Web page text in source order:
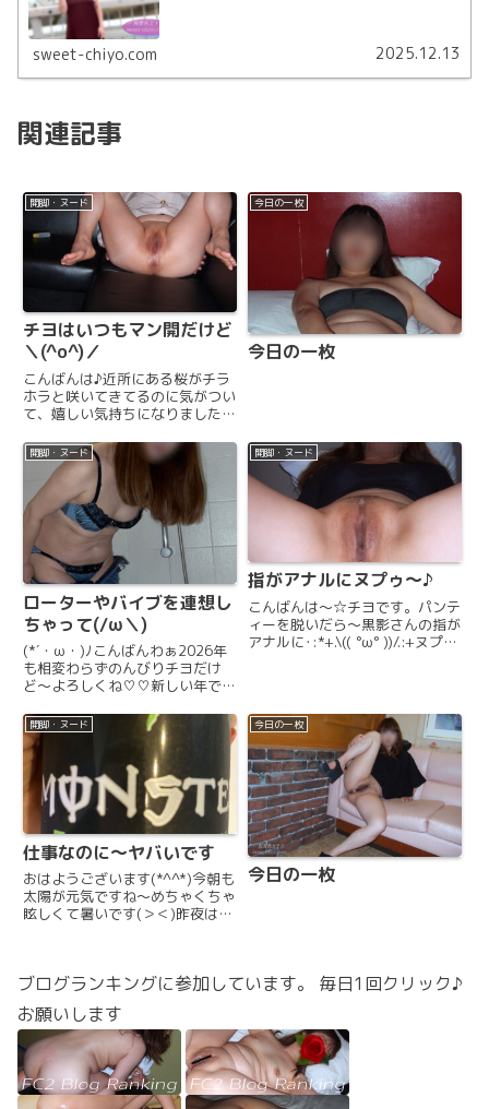
sweet-chiyo.com 2025.12.13
関連記事
開脚・ヌード
チヨはいつもマン開だけど
＼(^o^)／
こんばんは♪近所にある桜がチラ
ホラと咲いてきてるのに気がつい
て、嬉しい気持ちになりました〜
な〜チヨはいつもマン開だけど＼
(^o^)／ちょっと親父ギャグです
ね(苦笑)あははお花見したい気分
で今夜はお好み焼...
今日の一枚
今日の一枚
開脚・ヌード
ローターやバイブを連想し
ちゃって(/ω＼)
(*´・ω・)ﾉこんばんわぁ2026年
も相変わらずのんびりチヨだけ
ど〜よろしくね♡♡新しい年で、
ラシ(￣∀￣)コケシじゃないです
よ笑今更？って思うでょ〜初めて
使ってみまして、なんか良い感じ
ですね( ` -´ )...
開脚・ヌード
指がアナルにヌプゥ〜♪
こんばんは〜☆チヨです。パンテ
ィーを脱いだら〜黒影さんの指が
アナルに･:*+.\(( °ω° ))/.:+ヌプ
ヌプヌプ〜〜♪黒影さんは男性な
の...
開脚・ヌード
仕事なのに〜ヤバいです
おはようございます(*^^*)今朝も
太陽が元気ですね〜めちゃくちゃ
眩しくて暑いです(＞＜)昨夜は暑
ました〜(//∇//)そんなで、今朝は
今日の一枚
今日の一枚
ブログランキングに参加しています。 毎日1回クリック♪
お願いします